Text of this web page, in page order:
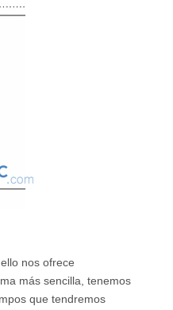
nos ofrece
más sencilla, tenemos
que tendremos